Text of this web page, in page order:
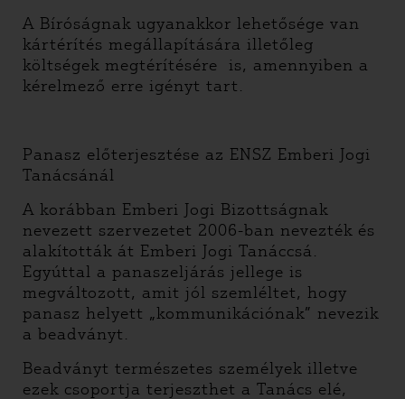
A Bíróságnak ugyanakkor lehetősége van
kártérítés megállapítására illetőleg
költségek megtérítésére is, amennyiben a
kérelmező erre igényt tart.
Panasz előterjesztése az ENSZ Emberi Jogi
Tanácsánál
A korábban Emberi Jogi Bizottságnak
nevezett szervezetet 2006-ban nevezték és
alakították át Emberi Jogi Tanáccsá.
Egyúttal a panaszeljárás jellege is
megváltozott, amit jól szemléltet, hogy
panasz helyett „kommunikációnak” nevezik
a beadványt.
Beadványt természetes személyek illetve
ezek csoportja terjeszthet a Tanács elé,